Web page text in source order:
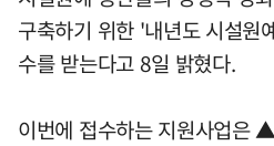
구축하기 위한 '내년도 시설원
수를 받는다고 8일 밝혔다.
이번에 접수하는 지원사업은